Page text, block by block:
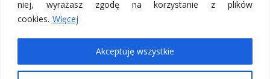
niej, wyrażasz zgodę na korzystanie z plików
cookies. Więcej
Akceptuję wszystkie